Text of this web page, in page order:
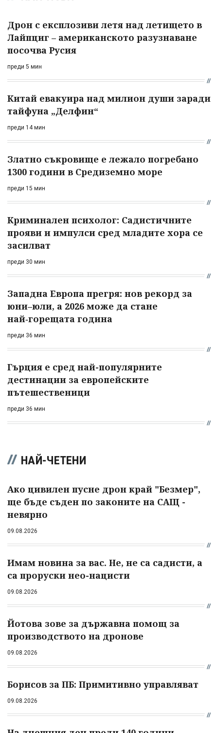
Дрон с експлозиви летя над летището в
Лайпциг – американското разузнаване
посочва Русия
преди 5 мин
Китай евакуира над милион души заради
тайфуна „Делфин“
преди 14 мин
Златно съкровище е лежало погребано
1300 години в Средиземно море
преди 15 мин
Криминален психолог: Садистичните
прояви и импулси сред младите хора се
засилват
преди 30 мин
Западна Европа прегря: нов рекорд за
юни–юли, а 2026 може да стане
най‑горещата година
преди 36 мин
Гърция е сред най-популярните
дестинации за европейските
пътешественици
преди 36 мин
НАЙ-ЧЕТЕНИ
Ако цивилен пусне дрон край "Безмер",
ще бъде съден по законите на САЩ -
невярно
09.08.2026
Имам новина за вас. Не, не са садисти, а
са проруски нео-нацисти
09.08.2026
Йотова зове за държавна помощ за
производството на дронове
09.08.2026
Борисов за ПБ: Примитивно управляват
09.08.2026